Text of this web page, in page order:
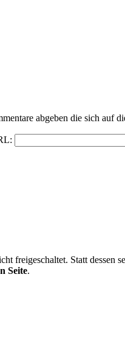
abgeben die sich auf
freigeschaltet. Statt dessen
Seite.